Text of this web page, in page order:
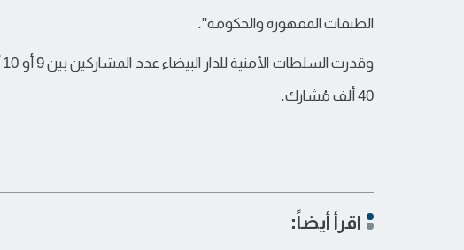
الطبقات المقهورة والحكومة".
40 ألف مُشارك.
اقرأ أيضاً: